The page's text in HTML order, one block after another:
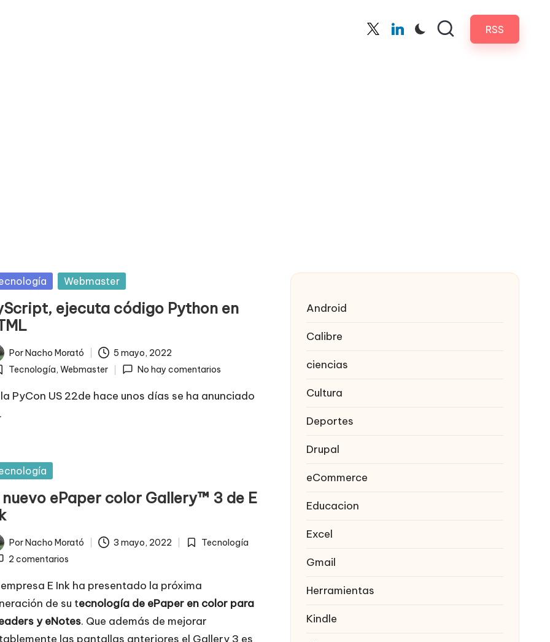
TwitterLinkedin RSS
Webmaster
ejecuta código Python en
PorNacho Morató 5 mayo, 2022
Tecnología, Webmaster No hay comentarios
la PyCon US 22de hace unos días se ha anunciado
nuevo ePaper color Gallery™ 3 de E
PorNacho Morató 3 mayo, 2022
Publicada
Tecnología
2 comentarios
E Ink ha presentado la próxima
de su tecnología de ePaper en color para
y eNotes. Que además de mejorar
las pantallas anteriores el Gallery 3 es
Android
Calibre
ciencias
Cultura
Deportes
Drupal
eCommerce
Educacion
Excel
Gmail
Herramientas
Kindle